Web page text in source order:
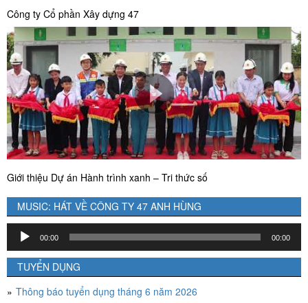
Công ty Cổ phần Xây dựng 47
Giới thiệu Dự án Hành trình xanh – Tri thức số
MUSIC: HÁT VỀ CÔNG TY 47 ANH HÙNG
Trình
chơi
Audio
00:00 00:00
TUYỂN DỤNG
Thông báo tuyển dụng tháng 6 năm 2026